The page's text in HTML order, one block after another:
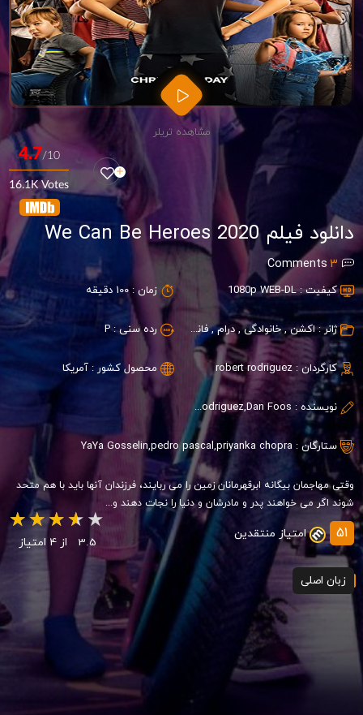
مشاهده تریلر
4.7/10
16.1K Votes
دانلود فیلم We Can Be Heroes 2020
3
Comments
کیفیت : 1080p WEB-DL زمان : 100 دقیقه
ژانر : اکشن,خانوادگی,درام,فانتزی ,کمدیرده سنی : P
کارگردان : robert rodriguez محصول کشور : آمریکا
نویسنده : Robert Rodriguez,Dan Foos
ستارگان : YaYa Gosselin,pedro pascal,priyanka chopra
وقتی مهاجمان بیگانه ابرقهرمانان زمین را می ربایند، فرزندان آنها باید با هم متحد
شوند اگر می خواهند پدر و مادرشان و دنیا را نجات دهند و...
51 امتیاز منتقدین
3.5 از 4 امتیاز
زبان اصلی